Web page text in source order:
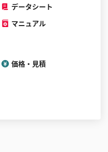
データシート
マニュアル
価格・見積